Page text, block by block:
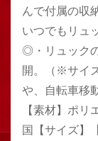
んで付属の収
いつでもリュ
◎・リュック
開。（※サイ
や、自転車移
【素材】ポ
国【サイズ】